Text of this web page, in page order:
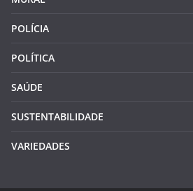
POLÍCIA
POLÍTICA
SAÚDE
SUSTENTABILIDADE
VARIEDADES